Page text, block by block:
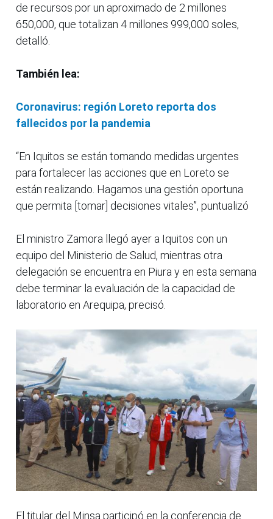
de recursos por un aproximado de 2 millones
650,000, que totalizan 4 millones 999,000 soles,
detalló.
También lea:
Coronavirus: región Loreto reporta dos
fallecidos por la pandemia
“En Iquitos se están tomando medidas urgentes
para fortalecer las acciones que en Loreto se
están realizando. Hagamos una gestión oportuna
que permita [tomar] decisiones vitales”, puntualizó
El ministro Zamora llegó ayer a Iquitos con un
equipo del Ministerio de Salud, mientras otra
delegación se encuentra en Piura y en esta semana
debe terminar la evaluación de la capacidad de
laboratorio en Arequipa, precisó.
El titular del Minsa participó en la conferencia de